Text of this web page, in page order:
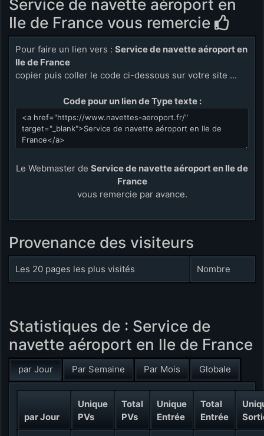
Service de navette aéroport en
Ile de France vous remercie
Pour faire un lien vers :Service de navette aéroport en
Ile de France
copier puis coller le code ci-dessous sur votre site ...
Code pour un lien de Type texte :
Le Webmaster de Service de navette aéroport en Ile de
France
vous remercie par avance.
Provenance des visiteurs
Les 20 pages les plus visités Nombre
Statistiques de : Service de
navette aéroport en Ile de France
par Jour Par Semaine Par Mois Globale
par Jour
Unique
PVs
Total
PVs
Unique
Entrée
Total
Entrée